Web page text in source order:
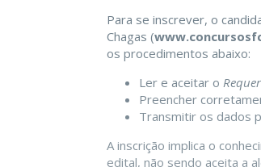
Para se inscrever, o
Chagas (
os procedimentos abaixo:
Ler e aceitar o
Preencher
Transmitir os dados
A inscrição implica o
edital, não sendo aceita a